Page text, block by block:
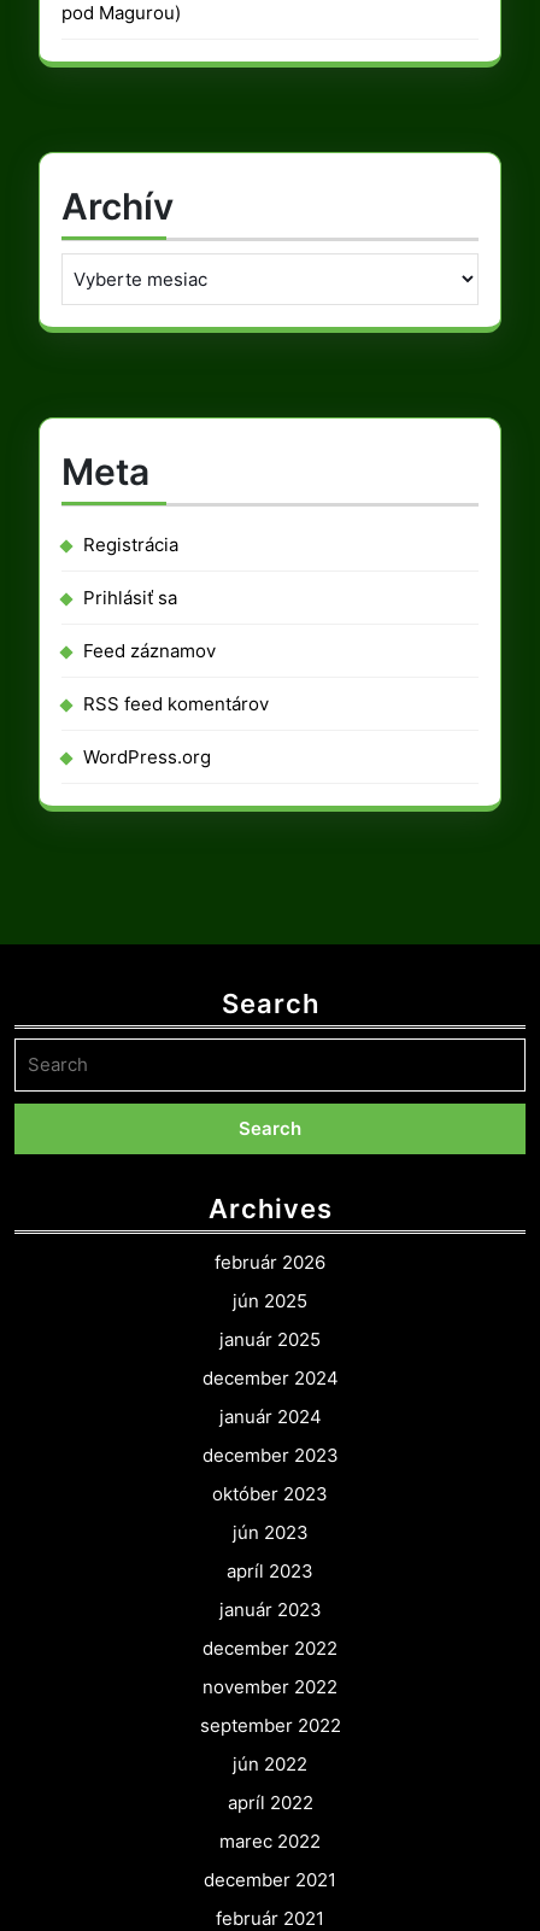
pod Magurou)
Archív
Meta
Registrácia
Prihlásiť sa
Feed záznamov
RSS feed komentárov
WordPress.org
Search
for:
Archives
február 2026
jún 2025
január 2025
december 2024
január 2024
december 2023
október 2023
jún 2023
apríl 2023
január 2023
december 2022
november 2022
september 2022
jún 2022
apríl 2022
marec 2022
december 2021
február 2021